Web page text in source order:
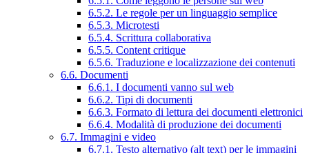
6.5.2. Le regole per un linguaggio semplice
6.5.3. Microtesti
6.5.4. Scrittura collaborativa
6.5.5. Content critique
6.5.6. Traduzione e localizzazione dei contenuti
6.6. Documenti
6.6.1. I documenti vanno sul web
6.6.2. Tipi di documenti
6.6.3. Formato di lettura dei documenti elettronici
6.6.4. Modalità di produzione dei documenti
6.7. Immagini e video
6.7.1. Testo alternativo (alt text) per le immagini